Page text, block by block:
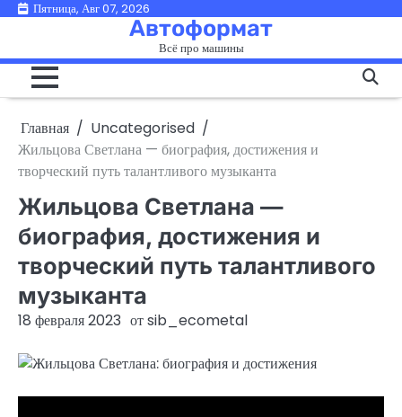
ПерейтиПятница, Авг 07, 2026
Автоформат
Всё про машины
Главная
Uncategorised
Жильцова Светлана — биография, достижения и
творческий путь талантливого музыканта
Жильцова Светлана —
биография, достижения и
творческий путь талантливого
музыканта
18 февраля 2023 отsib_ecometal